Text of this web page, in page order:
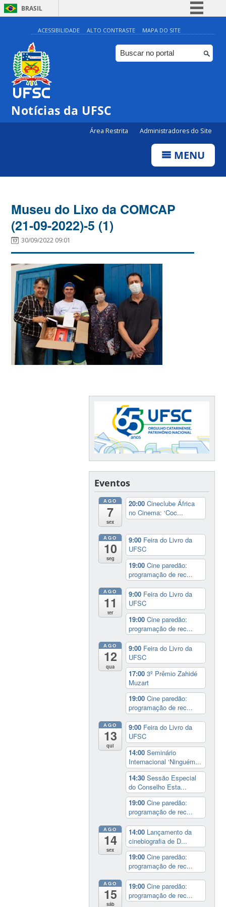
BRASIL
Simplifique!
Comunica BR
Participe
ACESSIBILIDADE ALTO CONTRASTE MAPA DO SITE
Notícias da UFSC
Área Restrita Administradores do Site
MENU
Museu do Lixo da COMCAP
(21-09-2022)-5 (1)
30/09/2022 09:01
Eventos
AGO
7
sex
20:00Cineclube África
no Cinema: ‘Coc...
AGO
10
seg
9:00 Feira do Livro da
UFSC
19:00Cine paredão:
programação de rec...
AGO
11
ter
9:00 Feira do Livro da
UFSC
19:00Cine paredão:
programação de rec...
AGO
12
qua
9:00 Feira do Livro da
UFSC
17:003º Prêmio Zahidé
Muzart
19:00Cine paredão:
programação de rec...
AGO
13
qui
9:00 Feira do Livro da
UFSC
14:00Seminário
Internacional ‘Ninguém...
14:30Sessão Especial
do Conselho Esta...
19:00Cine paredão:
programação de rec...
AGO
14
sex
14:00 Lançamento da
cinebiografia de D...
19:00Cine paredão:
programação de rec...
AGO
15
sáb
19:00Cine paredão:
programação de rec...